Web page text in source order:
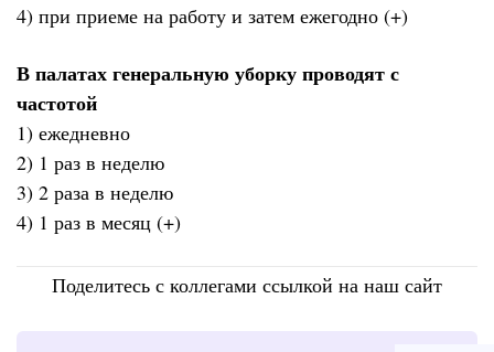
4) при приеме на работу и затем ежегодно (+)
В палатах генеральную уборку проводят с
частотой
1) ежедневно
2) 1 раз в неделю
3) 2 раза в неделю
4) 1 раз в месяц (+)
Поделитесь с коллегами ссылкой на наш сайт